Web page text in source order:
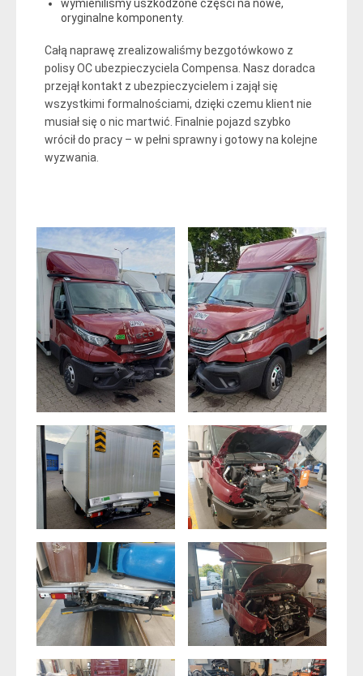
wymieniliśmy uszkodzone części na nowe,
oryginalne komponenty.
Całą naprawę zrealizowaliśmy bezgotówkowo z
polisy OC ubezpieczyciela Compensa. Nasz doradca
przejął kontakt z ubezpieczycielem i zajął się
wszystkimi formalnościami, dzięki czemu klient nie
musiał się o nic martwić. Finalnie pojazd szybko
wrócił do pracy – w pełni sprawny i gotowy na kolejne
wyzwania.